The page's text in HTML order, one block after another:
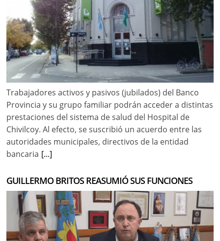
Trabajadores activos y pasivos (jubilados) del Banco
Provincia y su grupo familiar podrán acceder a distintas
prestaciones del sistema de salud del Hospital de
Chivilcoy. Al efecto, se suscribió un acuerdo entre las
autoridades municipales, directivos de la entidad
bancaria [...]
GUILLERMO BRITOS REASUMIÓ SUS FUNCIONES